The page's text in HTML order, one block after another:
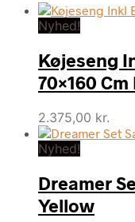
Nyhed!
Køjeseng
70×160
2.375,00 kr.
Nyhed!
Dreamer
Yellow